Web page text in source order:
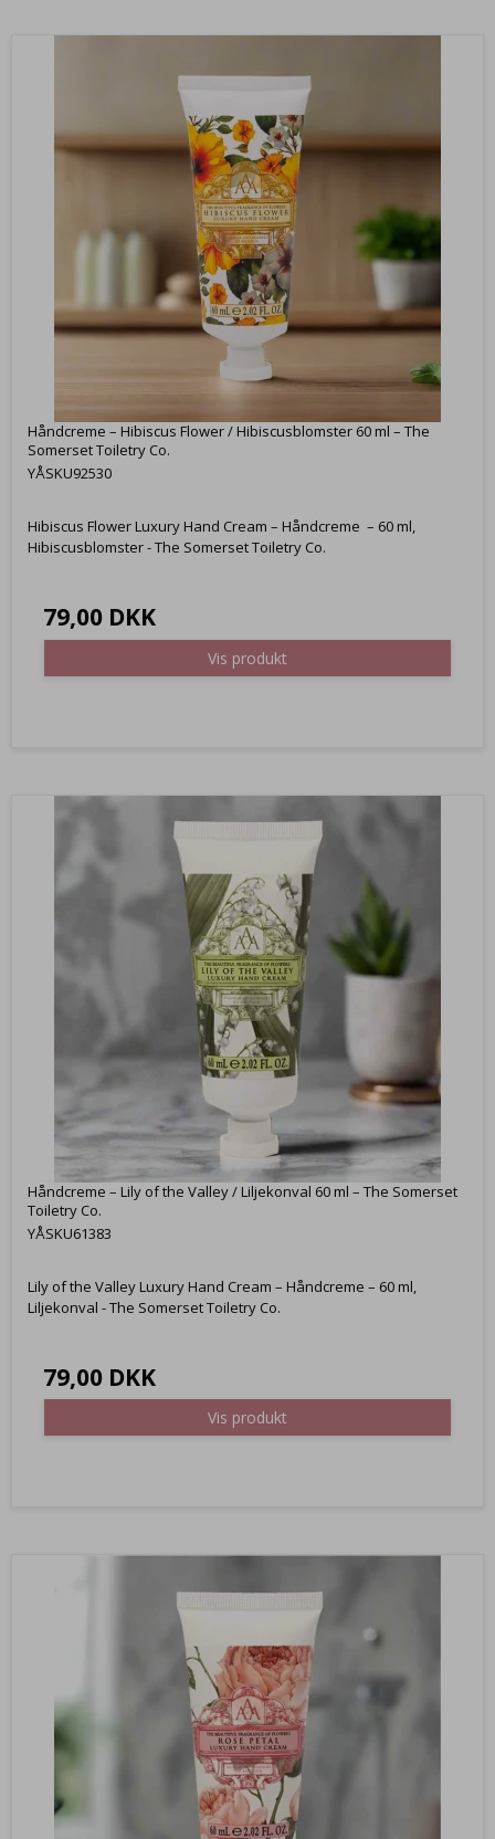
Håndcreme – Hibiscus Flower / Hibiscusblomster 60 ml – The
Somerset Toiletry Co.
YÅSKU92530
Hibiscus Flower Luxury Hand Cream – Håndcreme – 60 ml,
Hibiscusblomster - The Somerset Toiletry Co.
79,00 DKK
Vis produkt
Håndcreme – Lily of the Valley / Liljekonval 60 ml – The Somerset
Toiletry Co.
YÅSKU61383
Lily of the Valley Luxury Hand Cream – Håndcreme – 60 ml,
Liljekonval - The Somerset Toiletry Co.
79,00 DKK
Vis produkt